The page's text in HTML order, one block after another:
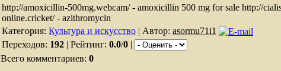
http://amoxicillin-500mg.webcam/ - amoxicillin 500 mg for sale http://
online.cricket/ - azithromycin
Категория: Культура и искусство | Автор: asormu71i1
Переходов: 192 | Рейтинг: 0.0/0 |
Всего комментариев: 0